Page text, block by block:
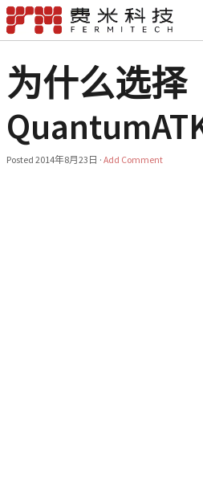
为什么选择
Posted 2014年8月23日 · Add Comment